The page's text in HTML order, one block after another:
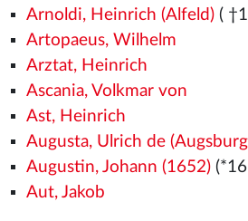
Arnoldi, Heinrich (Alfeld)(
Artopaeus, Wilhelm
Arztat, Heinrich
Ascania, Volkmar von
Ast, Heinrich
Augusta, Ulrich de
Augustin, Johann (1652)
Aut, Jakob